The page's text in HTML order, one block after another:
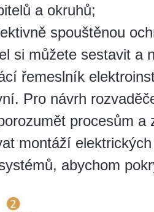
a okruhů;
spouštěnou
si můžete sestavit a
řemeslník
Pro návrh
procesům a
montáží
abychom